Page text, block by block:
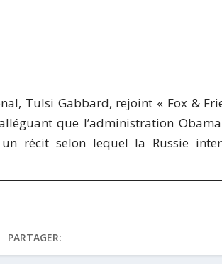
Tulsi Gabbard, rejoint « Fox &
que l’administration
récit selon lequel la Russie
PARTAGER: